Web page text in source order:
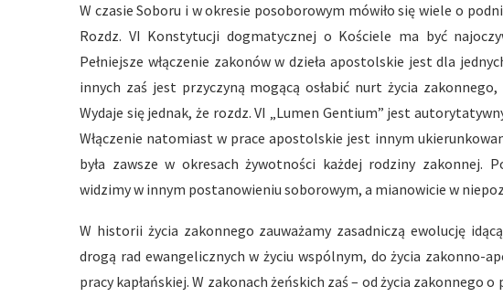
W czasie Soboru i w okresie posoborowym mówiło się wiele o
Rozdz. VI Konstytucji dogmatycznej o Kościele ma być
Pełniejsze włączenie zakonów w dzieła apostolskie jest dla
innych zaś jest przyczyną mogącą osłabić nurt życia
Wydaje się jednak, że rozdz. VI „Lumen Gentium” jest
Włączenie natomiast w prace apostolskie jest innym
była zawsze w okresach żywotności każdej rodziny zakonnej.
widzimy w innym postanowieniu soborowym, a mianowicie w
W historii życia zakonnego zauważamy zasadniczą ewolucję
drogą rad ewangelicznych w życiu wspólnym, do życia zakonno-
pracy kapłańskiej. W zakonach żeńskich zaś – od życia zakonnego